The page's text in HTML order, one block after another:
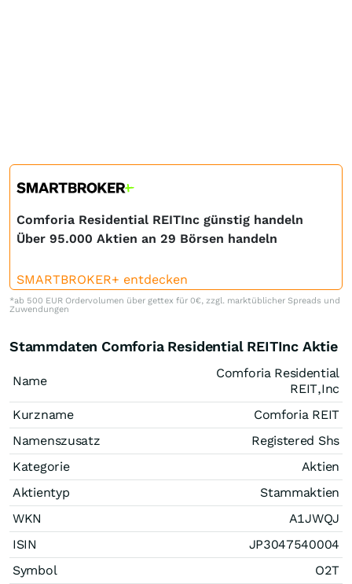
Comforia Residential REITInc günstig handeln
Über 95.000 Aktien an 29 Börsen handeln
SMARTBROKER+ entdecken
*ab 500 EUR Ordervolumen über gettex für 0€, zzgl. marktüblicher Spreads und
Zuwendungen
Stammdaten Comforia Residential REITInc Aktie
Name
Comforia Residential
REIT,Inc
Kurzname
Comforia REIT
Namenszusatz
Registered Shs
Kategorie
Aktien
Aktientyp
Stammaktien
WKN
A1JWQJ
ISIN
JP3047540004
Symbol
O2T